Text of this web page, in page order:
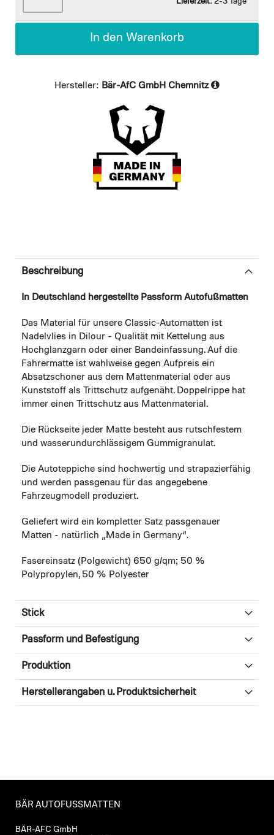
In den Warenkorb
Hersteller: Bär-AfC GmbH Chemnitz
Beschreibung
In Deutschland hergestellte Passform Autofußmatten
Das Material für unsere Classic-Automatten ist
Nadelvlies in Dilour - Qualität mit Kettelung aus
Hochglanzgarn oder einer Bandeinfassung. Auf die
Fahrermatte ist wahlweise gegen Aufpreis ein
Absatzschoner aus dem Mattenmaterial oder aus
Kunststoff als Trittschutz aufgenäht. Doppelrippe hat
immer einen Trittschutz aus Mattenmaterial.
Die Rückseite jeder Matte besteht aus rutschfestem
und wasserundurchlässigem Gummigranulat.
Die Autoteppiche sind hochwertig und strapazierfähig
und werden passgenau für das angegebene
Fahrzeugmodell produziert.
Geliefert wird ein kompletter Satz passgenauer
Matten - natürlich „Made in Germany“.
Fasereinsatz (Polgewicht) 650 g/qm; 50 %
Polypropylen, 50 % Polyester
Stick
Passform und Befestigung
Produktion
Herstellerangaben u. Produktsicherheit
BÄR AUTOFUSSMATTEN
BÄR-AFC GmbH